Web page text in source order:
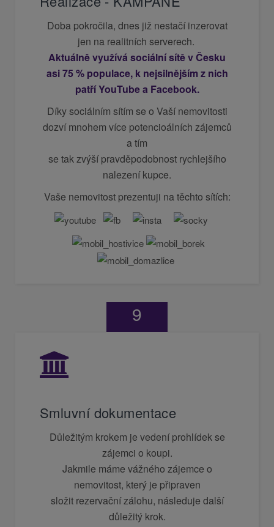
Doba pokročila, dnes již nestačí inzerovat
jen na realitních serverech.
Aktuálně využívá sociální sítě v Česku
asi 75 % populace, k nejsilnějším z nich
patří YouTube a Facebook.
Díky sociálním sítím se o Vaší nemovitosti
dozví mnohem více potencioálních zájemců
a tím
se tak zvýší pravděpodobnost rychlejšího
nalezení kupce.
Vaše nemovitost prezentuji na těchto sítích:
9
Smluvní dokumentace
Důležitým krokem je vedení prohlídek se
zájemci o koupi.
Jakmile máme vážného zájemce o
nemovitost, který je připraven
složit rezervační zálohu, následuje další
důležitý krok.